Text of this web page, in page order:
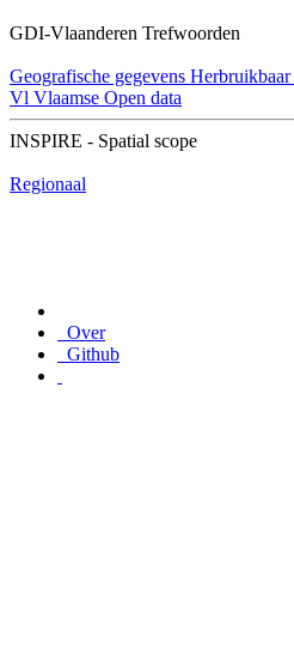
GDI-Vlaanderen Trefwoorden
Geografische gegevens Herbruikbaar
Vl Vlaamse Open data
INSPIRE - Spatial scope
Regionaal
Over
Github